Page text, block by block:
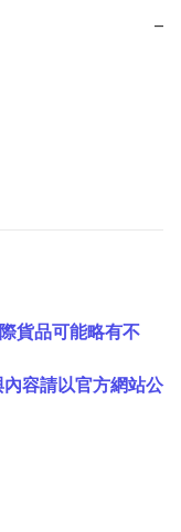
−
貨品可能略有不
內容請以官方網站公